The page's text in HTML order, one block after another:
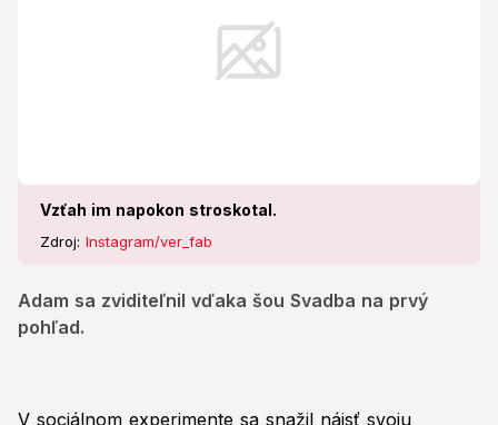
Vzťah im napokon stroskotal.
Zdroj: Instagram/ver_fab
Adam sa zviditeľnil vďaka šou Svadba na prvý
pohľad.
V sociálnom experimente sa snažil nájsť svoju